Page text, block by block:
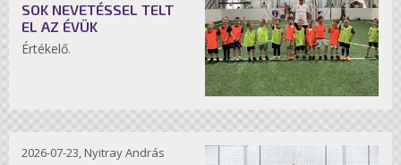
SOK NEVETÉSSEL TELT
EL AZ ÉVÜK
Értékelő.
2026-07-23, Nyitray András